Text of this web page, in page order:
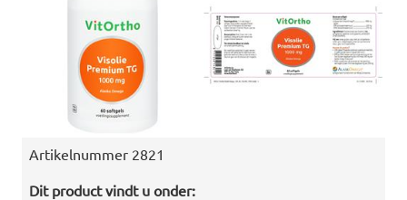
Artikelnummer 2821
Dit product vindt u onder: